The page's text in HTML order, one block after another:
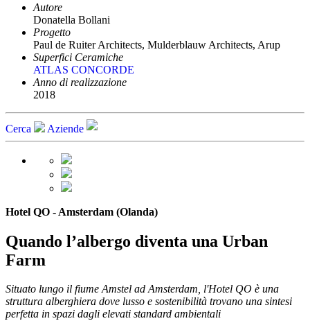
Autore
Donatella Bollani
Progetto
Paul de Ruiter Architects, Mulderblauw Architects, Arup
Superfici Ceramiche
ATLAS CONCORDE
Anno di realizzazione
2018
Cerca Aziende
Hotel QO - Amsterdam (Olanda)
Quando l’albergo diventa una Urban
Farm
Situato lungo il fiume Amstel ad Amsterdam, l'Hotel QO è una
struttura alberghiera dove lusso e sostenibilità trovano una sintesi
perfetta in spazi dagli elevati standard ambientali